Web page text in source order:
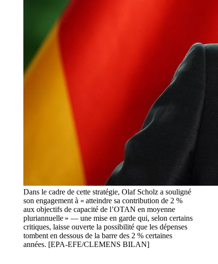
Dans le cadre de cette stratégie, Olaf Scholz a souligné
son engagement à « atteindre sa contribution de 2 %
aux objectifs de capacité de l’OTAN en moyenne
pluriannuelle » — une mise en garde qui, selon certains
critiques, laisse ouverte la possibilité que les dépenses
tombent en dessous de la barre des 2 % certaines
années. [EPA-EFE/CLEMENS BILAN]